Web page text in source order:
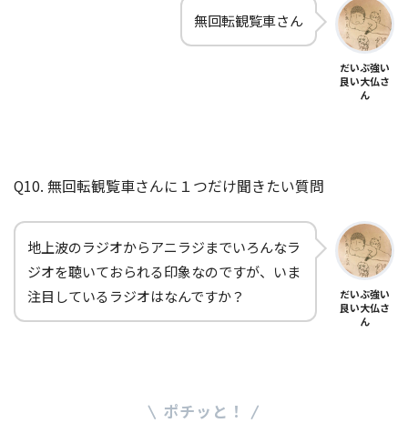
無回転観覧車さん
だいぶ強い
良い大仏さ
ん
Q10. 無回転観覧車さんに１つだけ聞きたい質問
地上波のラジオからアニラジまでいろんなラ
ジオを聴いておられる印象なのですが、いま
注目しているラジオはなんですか？
だいぶ強い
良い大仏さ
ん